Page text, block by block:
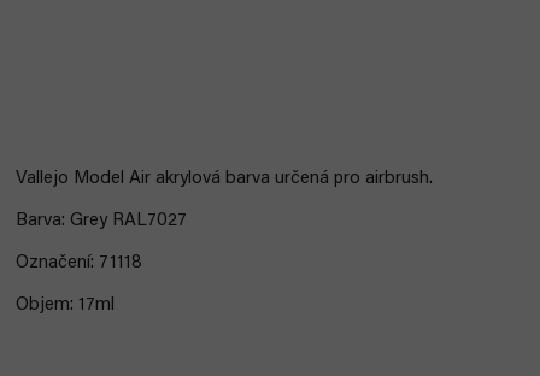
Vallejo Model Air akrylová barva určená pro airbrush.
Barva: Grey RAL7027
Označení: 71118
Objem: 17ml